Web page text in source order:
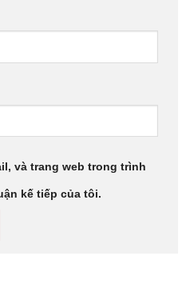
và trang web trong trình
kế tiếp của tôi.